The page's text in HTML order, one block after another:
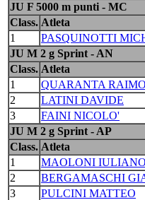
JU F 5000 m punti - MC
Class. Atleta
1
PASQUINOTTI
JU M 2 g Sprint - AN
Class. Atleta
1
QUARANTA
2
LATINI DAVIDE
3
FAINI NICOLO'
JU M 2 g Sprint - AP
Class. Atleta
1
MAOLONI IULIANO
2
BERGAMASCHI
3
PULCINI MATTEO